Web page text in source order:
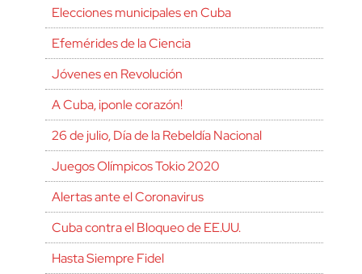
Elecciones municipales en Cuba
Efemérides de la Ciencia
Jóvenes en Revolución
A Cuba, ¡ponle corazón!
26 de julio, Día de la Rebeldía Nacional
Juegos Olímpicos Tokio 2020
Alertas ante el Coronavirus
Cuba contra el Bloqueo de EE.UU.
Hasta Siempre Fidel